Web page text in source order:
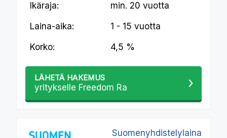
Ikäraja: min. 20 vuotta
Laina-aika: 1 - 15 vuotta
Korko: 4,5 %
LÄHETÄ HAKEMUS
yritykselle Freedom Ra
Suomenyhdistelylaina